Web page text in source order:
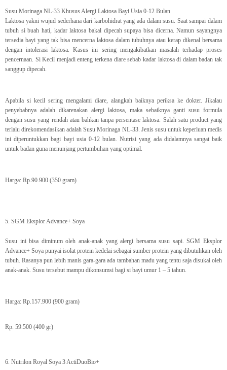
Susu Morinaga NL-33 Khusus Alergi Laktosa Bayi Usia 0-12 Bulan
Laktosa yakni wujud sederhana dari karbohidrat yang ada dalam susu. Saat sampai dalam
tubuh si buah hati, kadar laktosa bakal dipecah supaya bisa dicerna. Namun sayangnya
tersedia bayi yang tak bisa mencerna laktosa dalam tubuhnya atau kerap dikenal bersama
dengan intolerasi laktosa. Kasus ini sering mengakibatkan masalah terhadap proses
pencernaan. Si Kecil menjadi enteng terkena diare sebab kadar laktosa di dalam badan tak
sanggup dipecah.
Apabila si kecil sering mengalami diare, alangkah baiknya periksa ke dokter. Jikalau
penyebabnya adalah dikarenakan alergi laktosa, maka sebaiknya ganti susu formula
dengan susu yang rendah atau bahkan tanpa persentase laktosa. Salah satu product yang
terlalu direkomendasikan adalah Susu Morinaga NL-33. Jenis susu untuk keperluan medis
ini diperuntukkan bagi bayi usia 0-12 bulan. Nutrisi yang ada didalamnya sangat baik
untuk badan guna menunjang pertumbuhan yang optimal.
Harga: Rp.90.900 (350 gram)
5. SGM Eksplor Advance+ Soya
Susu ini bisa diminum oleh anak-anak yang alergi bersama susu sapi. SGM Eksplor
Advance+ Soya punyai isolat protein kedelai sebagai sumber protein yang dibutuhkan oleh
tubuh. Rasanya pun lebih manis gara-gara ada tambahan madu yang tentu saja disukai oleh
anak-anak. Susu tersebut mampu dikonsumsi bagi si bayi umur 1 – 5 tahun.
Harga: Rp.157.900 (900 gram)
Rp. 59.500 (400 gr)
6. Nutrilon Royal Soya 3 ActiDuoBio+